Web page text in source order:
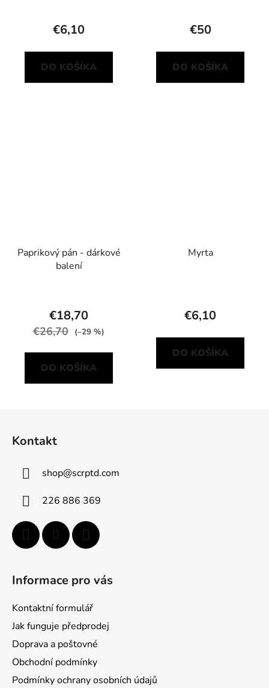
€6,10
DO KOŠÍKA
€50
DO KOŠÍKA
Paprikový pán - dárkové
balení
€18,70
€26,70 (–29 %)
DO KOŠÍKA
Myrta
€6,10
DO KOŠÍKA
Kontakt
shop@scrptd.com
226 886 369
Informace pro vás
Kontaktní formulář
Jak funguje předprodej
Doprava a poštovné
Obchodní podmínky
Podmínky ochrany osobních údajů